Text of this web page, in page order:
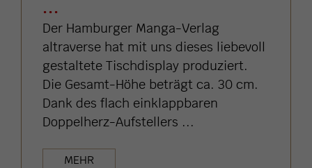
...
Der Hamburger Manga-Verlag
altraverse hat mit uns dieses liebevoll
gestaltete Tischdisplay produziert.
Die Gesamt-Höhe beträgt ca. 30 cm.
Dank des flach einklappbaren
Doppelherz-Aufstellers ...
MEHR